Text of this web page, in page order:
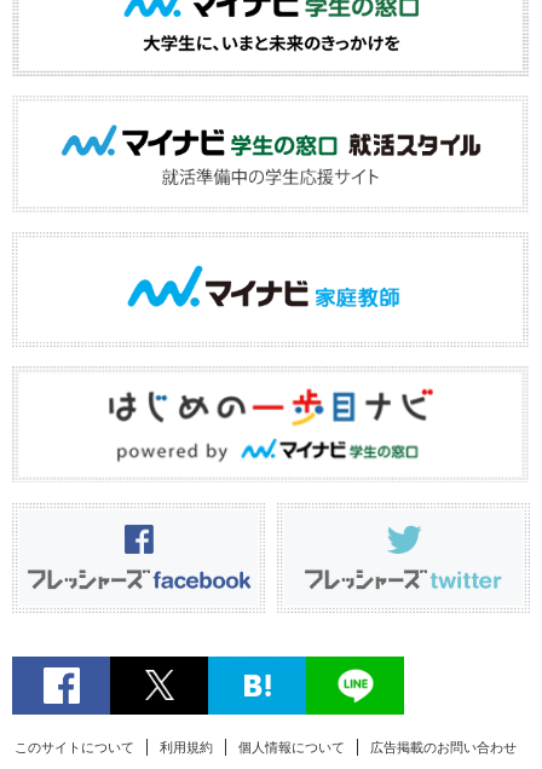
このサイトについて 利用規約 個人情報について 広告掲載のお問い合わせ